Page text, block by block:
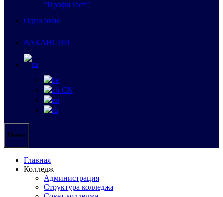
“ПрофиТест”
Одно окно
ВАКАНСИИ
Меню
Главная
Колледж
Администрация
Структура колледжа